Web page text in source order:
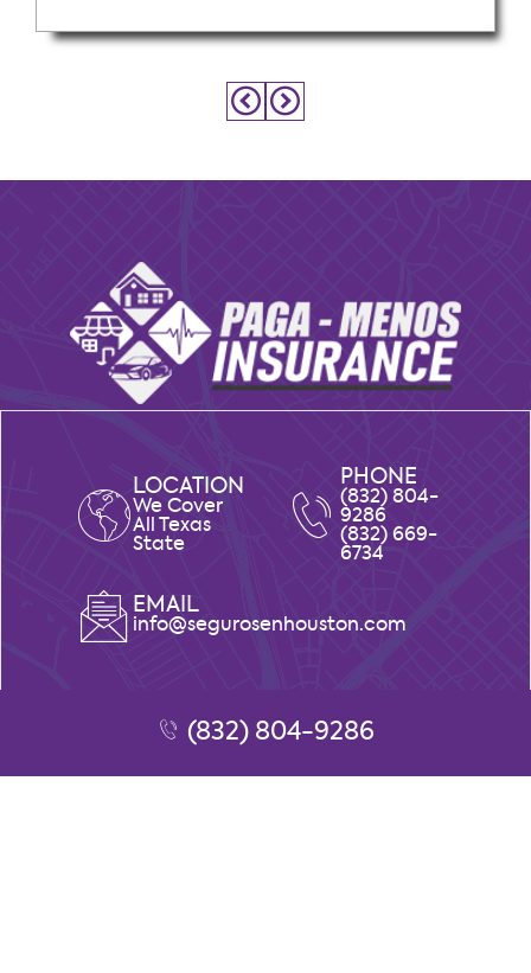
LOCATION
We Cover
All Texas
State
PHONE
(832) 804-
9286
(832) 669-
6734
EMAIL
info@segurosenhouston.com
(832) 804-9286